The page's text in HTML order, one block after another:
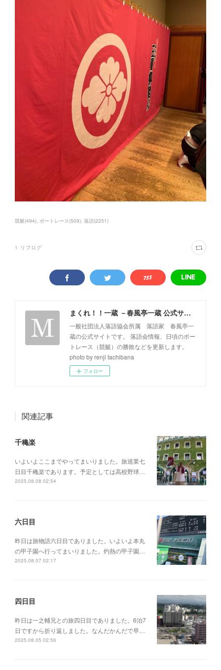
競艇(494) ボートレース(509) 落語(2251)
1 リブログ
まくれ！！一蔵 －春風亭一蔵 公式サイト－
一般社団法人落語協会所属 落語家 春風亭一
蔵の公式サイトです。 落語会情報、日頃のボー
トレース（競艇）の勝敗などを更新します。
photo by renji tachibana
フォロー
関連記事
千穐楽
いよいよここまでやってまいりました。旅巡業七
日目千穐楽であります。予定としては高校野球…
2025.08.08 02:54
六日目
昨日は旅物語六日目でありました。いよいよ本丸
の甲子園へ行ってまいりました。灼熱の甲子園…
2025.08.07 02:17
四日目
昨日は一之輔兄との旅四日目でありました。6泊7
日ですから折り返しました。なんだかんだで早…
2025.08.05 02:56